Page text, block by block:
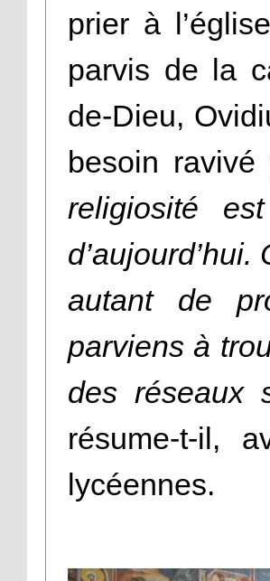
prier à
parvis de la
de-Dieu,
besoin
religiosité
autant de
parviens à
des réseaux
résume-t-il,
lycéennes.